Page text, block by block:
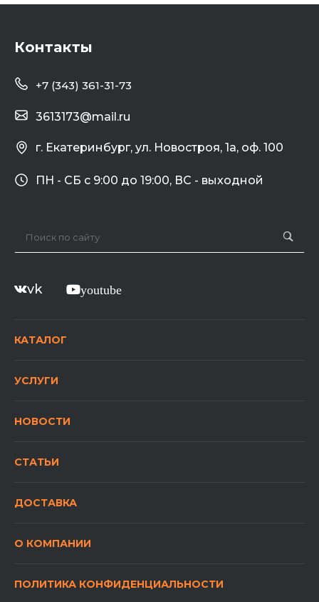
Контакты
+7 (343) 361-31-73
г. Екатеринбург, ул. Новостроя, 1а, оф. 100
3613173@mail.ru
ПН - СБ с 9:00 до 19:00, ВС - выходной
vk youtube
КАТАЛОГ
УСЛУГИ
НОВОСТИ
СТАТЬИ
ДОСТАВКА
О КОМПАНИИ
ПОЛИТИКА КОНФИДЕНЦИАЛЬНОСТИ